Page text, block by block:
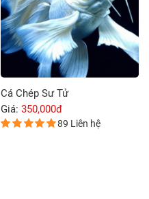
Cá Chép Sư Tử
Giá: 350,000đ
89 Liên hệ